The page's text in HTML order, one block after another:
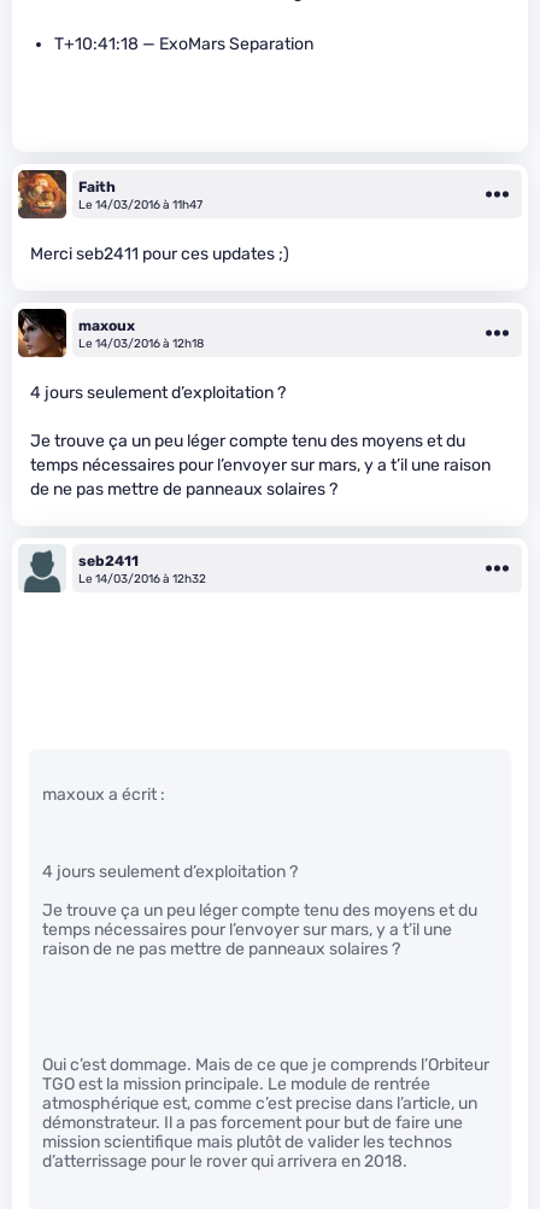
T+10:41:18 — ExoMars Separation
Faith
Le 14/03/2016 à 11h47
Merci seb2411 pour ces updates ;)
maxoux
Le 14/03/2016 à 12h18
4 jours seulement d’exploitation ?
Je trouve ça un peu léger compte tenu des moyens et du
temps nécessaires pour l’envoyer sur mars, y a t’il une raison
de ne pas mettre de panneaux solaires ?
seb2411
Le 14/03/2016 à 12h32
maxoux a écrit :
4 jours seulement d’exploitation ?
Je trouve ça un peu léger compte tenu des moyens et du
temps nécessaires pour l’envoyer sur mars, y a t’il une
raison de ne pas mettre de panneaux solaires ?
Oui c’est dommage. Mais de ce que je comprends l’Orbiteur
TGO est la mission principale. Le module de rentrée
atmosphérique est, comme c’est precise dans l’article, un
démonstrateur. Il a pas forcement pour but de faire une
mission scientifique mais plutôt de valider les technos
d’atterrissage pour le rover qui arrivera en 2018.